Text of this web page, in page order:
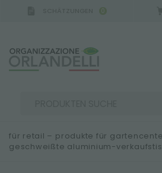
0
für retail – produkte für
geschweißte aluminium-